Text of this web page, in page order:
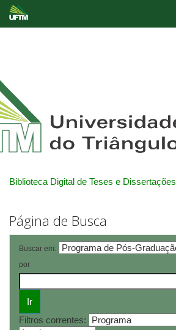
Biblioteca Digital de Teses e Dissertações
Página de Busca
Buscar em:
por
Filtros correntes: